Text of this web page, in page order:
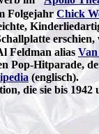
Folgejahr Chick
Feldman alias
Pop-Hitparade,
(englisch).
die sie bis